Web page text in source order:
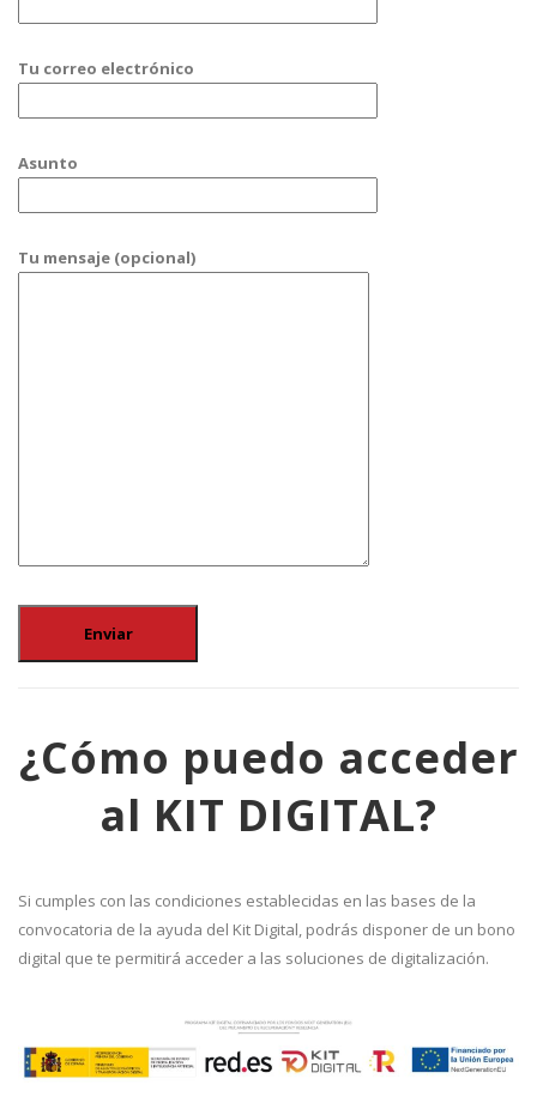
Tu correo electrónico
Asunto
Tu mensaje (opcional)
¿Cómo puedo acceder
al KIT DIGITAL?
Si cumples con las condiciones establecidas en las bases de la
convocatoria de la ayuda del Kit Digital, podrás disponer de un bono
digital que te permitirá acceder a las soluciones de digitalización.